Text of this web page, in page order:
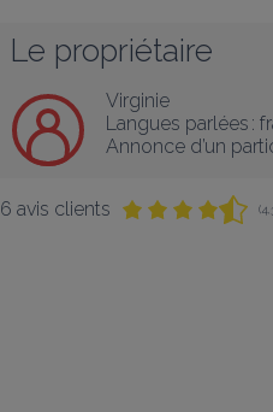
Le propriétaire
Virginie
Langues parlées :
Annonce d’un
6 avis clients